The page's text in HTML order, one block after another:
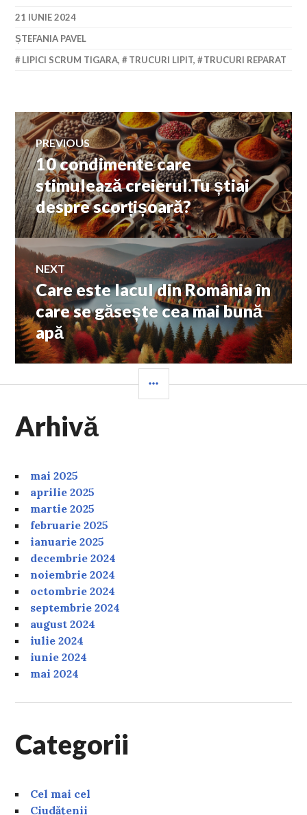
21 IUNIE 2024
ȘTEFANIA PAVEL
LIPICI SCRUM TIGARA, TRUCURI LIPIT, TRUCURI REPARAT
Navigare
în
articole
PREVIOUS
Previous
post:
10 condimente care
stimulează creierul.Tu știai
despre scorțișoară?
NEXT
Next
post:
Care este lacul din România în
care se găsește cea mai bună
apă
Arhivă
mai 2025
aprilie 2025
martie 2025
februarie 2025
ianuarie 2025
decembrie 2024
noiembrie 2024
octombrie 2024
septembrie 2024
august 2024
iulie 2024
iunie 2024
mai 2024
Categorii
Cel mai cel
Ciudățenii